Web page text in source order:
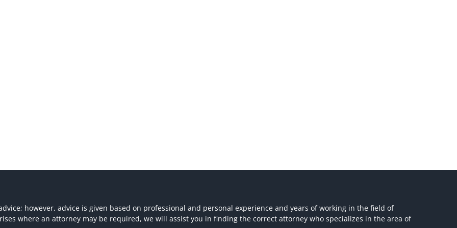
however, advice is given based on professional and personal experience and years of working in the field of
where an attorney may be required, we will assist you in finding the correct attorney who specializes in the area of